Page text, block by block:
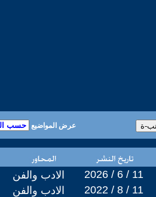
عرض المواضيع
الادب والفن 2026 / 6 / 11
الادب والفن
2022 / 8 / 11